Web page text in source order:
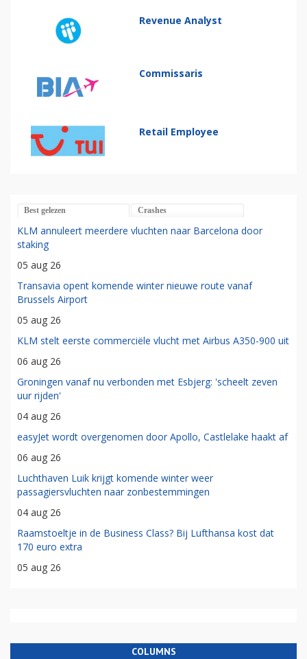
Revenue Analyst
Commissaris
Retail Employee
Best gelezen Crashes
KLM annuleert meerdere vluchten naar Barcelona door
staking
05 aug 26
Transavia opent komende winter nieuwe route vanaf
Brussels Airport
05 aug 26
KLM stelt eerste commerciële vlucht met Airbus A350-900 uit
06 aug 26
Groningen vanaf nu verbonden met Esbjerg: 'scheelt zeven
uur rijden'
04 aug 26
easyJet wordt overgenomen door Apollo, Castlelake haakt af
06 aug 26
Luchthaven Luik krijgt komende winter weer
passagiersvluchten naar zonbestemmingen
04 aug 26
Raamstoeltje in de Business Class? Bij Lufthansa kost dat
170 euro extra
05 aug 26
COLUMNS